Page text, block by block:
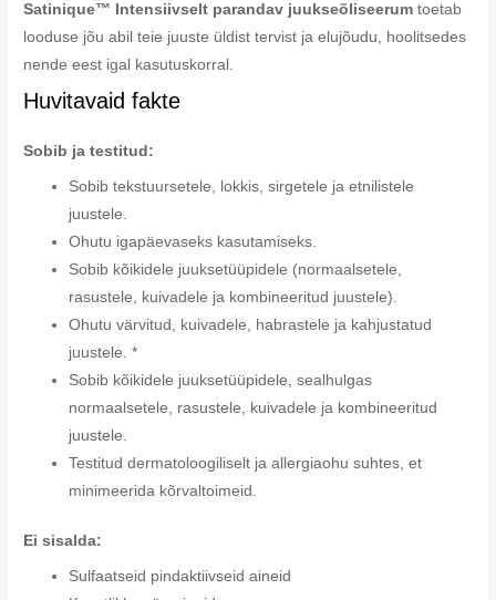
Satinique™ Intensiivselt parandav juukseõliseerum toetab
looduse jõu abil teie juuste üldist tervist ja elujõudu, hoolitsedes
nende eest igal kasutuskorral.
Huvitavaid fakte
Sobib ja testitud:
Sobib tekstuursetele, lokkis, sirgetele ja etnilistele
juustele.
Ohutu igapäevaseks kasutamiseks.
Sobib kõikidele juuksetüüpidele (normaalsetele,
rasustele, kuivadele ja kombineeritud juustele).
Ohutu värvitud, kuivadele, habrastele ja kahjustatud
juustele. *
Sobib kõikidele juuksetüüpidele, sealhulgas
normaalsetele, rasustele, kuivadele ja kombineeritud
juustele.
Testitud dermatoloogiliselt ja allergiaohu suhtes, et
minimeerida kõrvaltoimeid.
Ei sisalda:
Sulfaatseid pindaktiivseid aineid